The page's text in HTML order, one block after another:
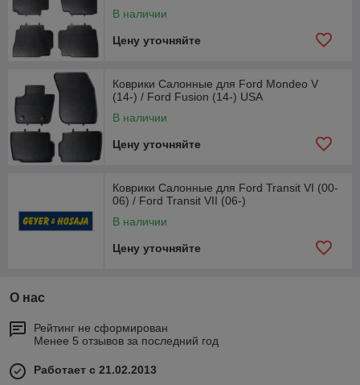
В наличии
Цену уточняйте
Коврики Салонные для Ford Mondeo V
(14-) / Ford Fusion (14-) USA
В наличии
Цену уточняйте
Коврики Салонные для Ford Transit VI (00-
06) / Ford Transit VII (06-)
В наличии
Цену уточняйте
О нас
Рейтинг не сформирован
Менее 5 отзывов за последний год
Работает с 21.02.2013